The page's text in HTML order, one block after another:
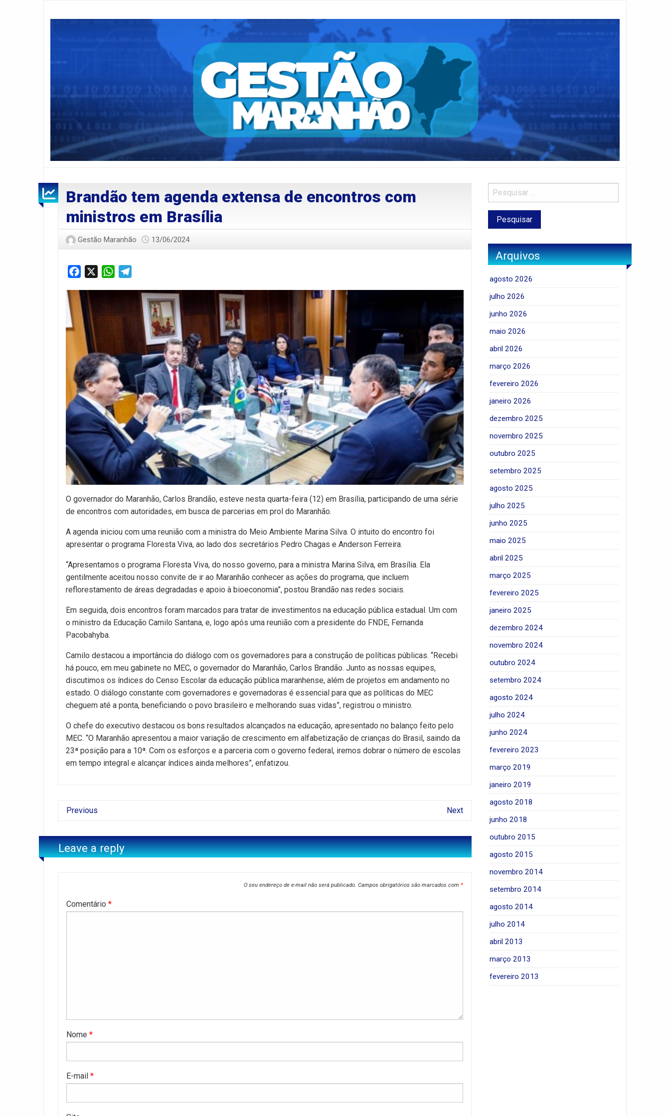
Brandão tem agenda extensa de encontros com
ministros em Brasília
Gestão Maranhão 13/06/2024
Facebook WhatsApp
O governador do Maranhão, Carlos Brandão, esteve nesta quarta-feira (12) em Brasília, participando de uma série
de encontros com autoridades, em busca de parcerias em prol do Maranhão.
A agenda iniciou com uma reunião com a ministra do Meio Ambiente Marina Silva. O intuito do encontro foi
apresentar o programa Floresta Viva, ao lado dos secretários Pedro Chagas e Anderson Ferreira.
“Apresentamos o programa Floresta Viva, do nosso governo, para a ministra Marina Silva, em Brasília. Ela
gentilmente aceitou nosso convite de ir ao Maranhão conhecer as ações do programa, que incluem
reflorestamento de áreas degradadas e apoio à bioeconomia”, postou Brandão nas redes sociais.
Em seguida, dois encontros foram marcados para tratar de investimentos na educação pública estadual. Um com
o ministro da Educação Camilo Santana, e, logo após uma reunião com a presidente do FNDE, Fernanda
Pacobahyba.
Camilo destacou a importância do diálogo com os governadores para a construção de políticas públicas. “Recebi
há pouco, em meu gabinete no MEC, o governador do Maranhão, Carlos Brandão. Junto as nossas equipes,
discutimos os índices do Censo Escolar da educação pública maranhense, além de projetos em andamento no
estado. O diálogo constante com governadores e governadoras é essencial para que as políticas do MEC
cheguem até a ponta, beneficiando o povo brasileiro e melhorando suas vidas”, registrou o ministro.
O chefe do executivo destacou os bons resultados alcançados na educação, apresentado no balanço feito pelo
MEC. “O Maranhão apresentou a maior variação de crescimento em alfabetização de crianças do Brasil, saindo da
23ª posição para a 10ª. Com os esforços e a parceria com o governo federal, iremos dobrar o número de escolas
em tempo integral e alcançar índices ainda melhores”, enfatizou.
Previous Next
Leave a reply
O seu endereço de e-mail não será publicado. Campos obrigatórios são marcados com *
Comentário *
Nome *
E-mail *
Arquivos
agosto 2026
julho 2026
junho 2026
maio 2026
abril 2026
março 2026
fevereiro 2026
janeiro 2026
dezembro 2025
novembro 2025
outubro 2025
setembro 2025
agosto 2025
julho 2025
junho 2025
maio 2025
abril 2025
março 2025
fevereiro 2025
janeiro 2025
dezembro 2024
novembro 2024
outubro 2024
setembro 2024
agosto 2024
julho 2024
junho 2024
fevereiro 2023
março 2019
janeiro 2019
agosto 2018
junho 2018
outubro 2015
agosto 2015
novembro 2014
setembro 2014
agosto 2014
julho 2014
abril 2013
março 2013
fevereiro 2013